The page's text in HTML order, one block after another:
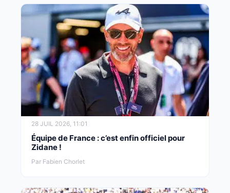
28 JUIL 2026, 11:01
Équipe de France : c’est enfin officiel pour
Zidane !
Par Fabien Chorlet